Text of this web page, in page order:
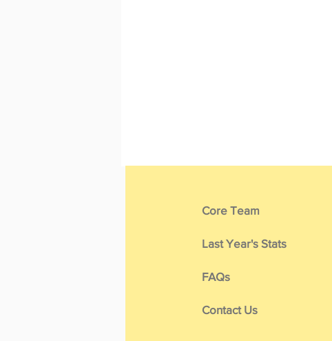
Core Team
Last Year's Stats
FAQs
Contact Us